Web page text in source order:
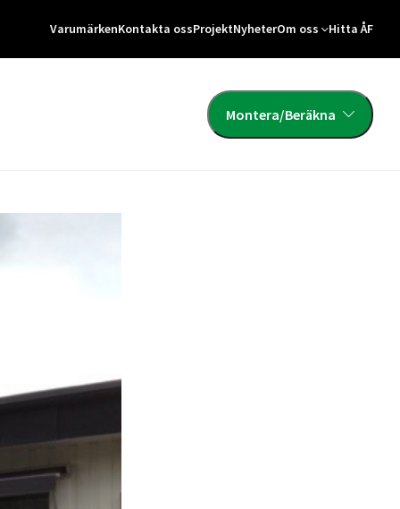
VarumärkenKontakta ossProjektNyheterOm oss Hitta ÅF
Montera/Beräkna